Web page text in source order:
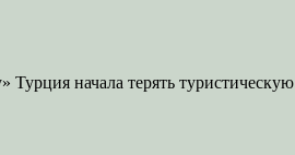
начала терять туристическую